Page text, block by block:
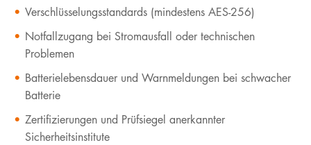
Verschlüsselungsstandards (mindestens AES-256)
Notfallzugang bei Stromausfall oder technischen
Problemen
Batterielebensdauer und Warnmeldungen bei schwacher
Batterie
Zertifizierungen und Prüfsiegel anerkannter
Sicherheitsinstitute